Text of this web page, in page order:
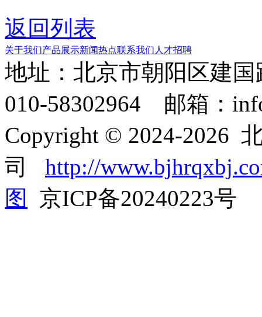
返回列表
关于我们产品展示新闻热点联系我们 人才招聘
地址：北京市朝阳区建
010-58302964 邮箱：
Copyright © 2024-2026
司 http://
图
京ICP备20240223号